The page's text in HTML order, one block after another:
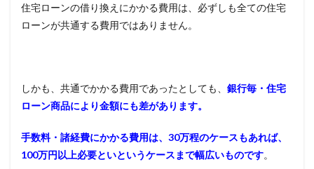
住宅ローンの借り換えにかかる費用は、必ずしも全ての住宅
ローンが共通する費用ではありません。
しかも、共通でかかる費用であったとしても、 銀行毎・住宅
ローン商品により金額にも差があります。
手数料・諸経費にかかる費用は、30万程のケースもあれば、
100万円以上必要といというケースまで幅広いものです。